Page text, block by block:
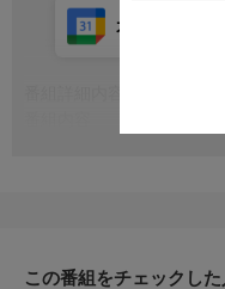
カレンダー登録
この番組をチェックし